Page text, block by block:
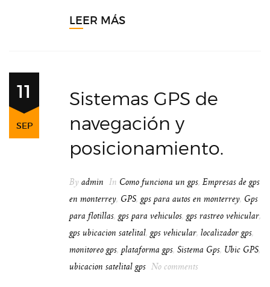
LEER MÁS
11
SEP
Sistemas GPS de
navegación y
posicionamiento.
By admin In Como funciona un gps, Empresas de gps
en monterrey, GPS, gps para autos en monterrey, Gps
para flotillas, gps para vehiculos, gps rastreo vehicular,
gps ubicacion satelital, gps vehicular, localizador gps,
monitoreo gps, plataforma gps, Sistema Gps, Ubic GPS,
ubicacion satelital gps No comments